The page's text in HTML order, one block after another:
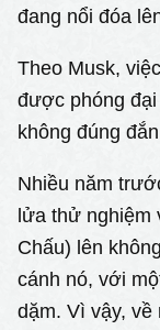
đang nổi đóa
Theo Musk,
được phóng
không đúng
Nhiều năm
lửa thử nghiệm
Chấu) lên
cánh nó, với
dặm. Vì vậy,